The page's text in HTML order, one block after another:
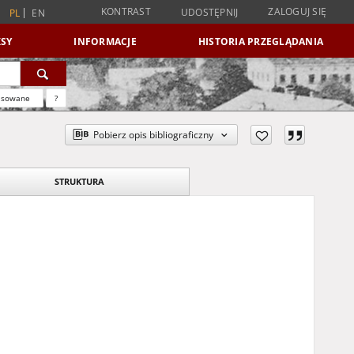
PL EN KONTRAST UDOSTĘPNIJ ZALOGUJ SIĘ
INFORMACJE HISTORIA PRZEGLĄDANIA
?
Pobierz opis bibliograficzny
STRUKTURA